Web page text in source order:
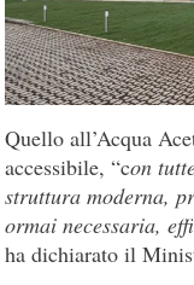
Quello all’Acqua
accessibile, “con
struttura moderna,
ormai necessaria,
ha dichiarato il